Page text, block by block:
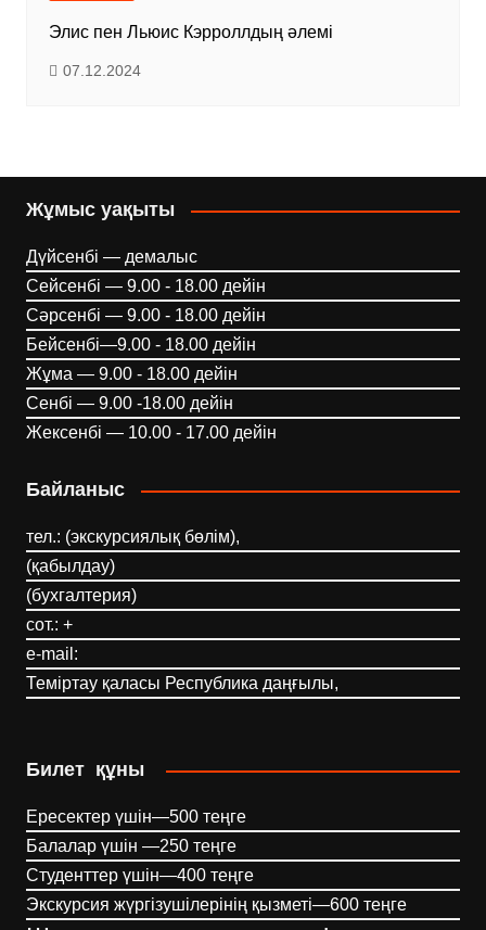
Элис пен Льюис Кэрроллдың әлемі
07.12.2024
Жұмыс уақыты
Дүйсенбі — демалыс
Сейсенбі — 9.00 - 18.00 дейін
Сәрсенбі — 9.00 - 18.00 дейін
Бейсенбі—9.00 - 18.00 дейін
Жұма — 9.00 - 18.00 дейін
Сенбі — 9.00 -18.00 дейін
Жексенбі — 10.00 - 17.00 дейін
Байланыс
тел.: (экскурсиялық бөлім),
(қабылдау)
(бухгалтерия)
сот.: +
e-mail:
Теміртау қаласы Республика даңғылы,
Билет құны
Ересектер үшін—500 теңге
Балалар үшін —250 теңге
Студенттер үшін—400 теңге
Экскурсия жүргізушілерінің қызметі—600 теңге